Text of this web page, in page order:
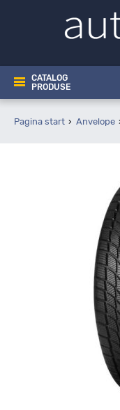
CATALOG
PRODUSE
Pagina start Anvelope